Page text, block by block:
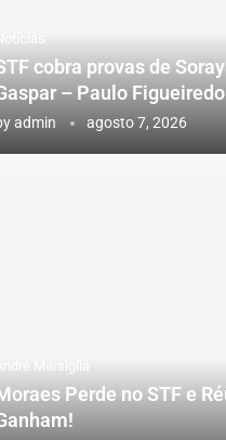
cobra provas de
– Paulo Figueiredo
admin agosto 7, 2026
Marsiglia
Perde no STF e